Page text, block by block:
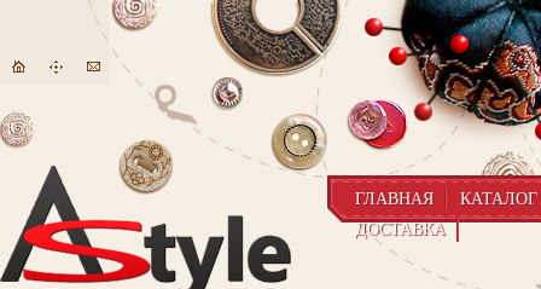
ГЛАВНАЯ
КАТАЛОГ
ДОСТАВКА